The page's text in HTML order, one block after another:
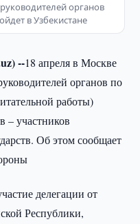
органов
в Узбекистане
--18 апреля в Москве
органов по
работы)
– участников
Об этом сообщает
делегации от
Республики,